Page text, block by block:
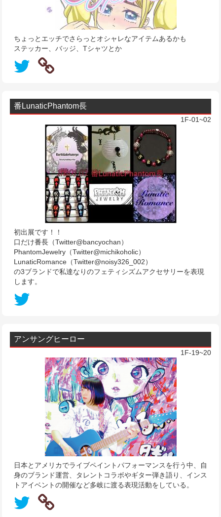
ちょっとエッチでさらっとオシャレなアイテムあるかも
ステッカー、バッジ、Tシャツとか
番LunaticPhantom長
1F-01~02
初出展です！！
口だけ番長（Twitter@bancyochan）
PhantomJewelry（Twitter@michikoholic）
LunaticRomance（Twitter@noisy326_002）
の3ブランドで私達なりのフェティシズムアクセサリーを表現
します。
アンサングヒーロー
1F-19~20
日本とアメリカでライブペイントパフォーマンスを行う中、自
身のブランド運営、タレントコラボやギター弾き語り、インス
トアイベントの開催など多岐に渡る表現活動をしている。